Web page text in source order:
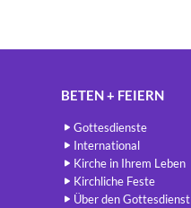
BETEN + FEIERN
Gottesdienste
International
Kirche in Ihrem Leben
Kirchliche Feste
Über den Gottesdienst